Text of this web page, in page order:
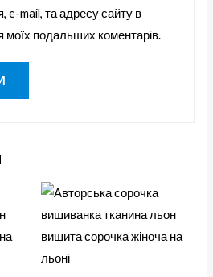
e-mail, та адресу сайту в
моїх подальших коментарів.